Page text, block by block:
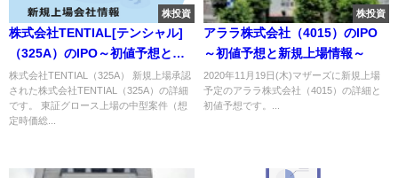
株投資
株式会社TENTIAL[テンシャル]
（325A）のIPO～初値予想と新
規上場情報～
株式会社TENTIAL（325A） 新規上場承認
された株式会社TENTIAL（325A）の詳細
です。 東証グロース上場の中型案件（想
定時価総...
株投資
アララ株式会社（4015）のIPO
～初値予想と新規上場情報～
2020年11月19日(木)マザーズに新規上場
予定のアララ株式会社（4015）の詳細と
初値予想です。...